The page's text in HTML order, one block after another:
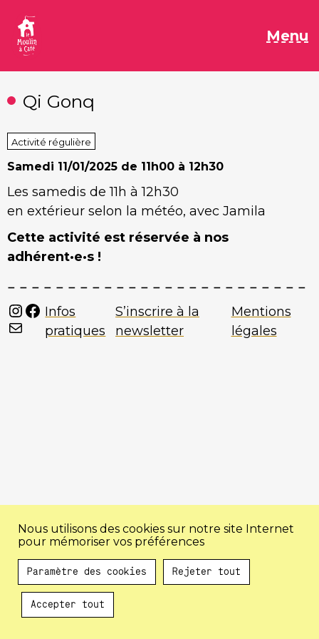
contenu
Menu
Qi Gonq
Activité régulière
Samedi 11/01/2025 de 11h00 à 12h30
Les samedis de 11h à 12h30
en extérieur selon la météo, avec Jamila
Cette activité est réservée à nos
adhérent·e·s !
Instagram
Facebook
Mail
Infos
pratiques
S’inscrire à la
newsletter
Mentions
légales
Au programme !
Nous utilisons des cookies sur notre site Internet
pour mémoriser vos préférences
Paramètre des cookies Rejeter tout
Accepter tout